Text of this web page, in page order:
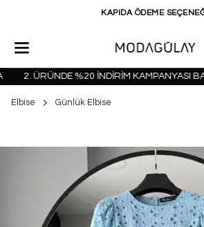
KAPIDA ÖDEME
2. ÜRÜNDE %20 İNDİRİM KAMPANYASI
Elbise Günlük Elbise